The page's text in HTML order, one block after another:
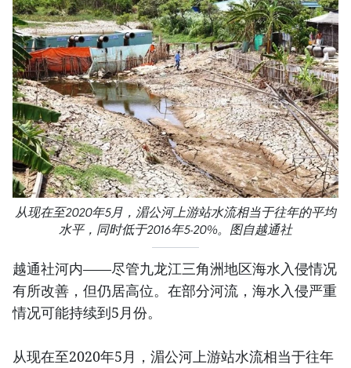
从现在至2020年5月，湄公河上游站水流相当于往年的平均
水平，同时低于2016年5-20%。图自越通社
越通社河内——尽管九龙江三角洲地区海水入侵情况
有所改善，但仍居高位。在部分河流，海水入侵严重
情况可能持续到5月份。
从现在至2020年5月，湄公河上游站水流相当于往年